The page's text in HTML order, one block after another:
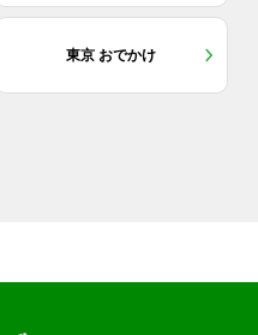
東京 おでかけ